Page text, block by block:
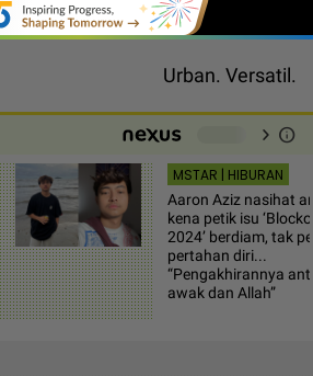
Urban. Versatil.
chevron_right info
MSTAR | HIBURAN
Aaron Aziz nasihat
kena petik isu
2024’ berdiam, tak
pertahan diri...
“Pengakhirannya
awak dan Allah”